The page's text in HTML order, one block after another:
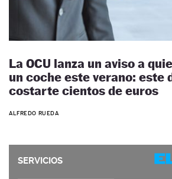
La OCU lanza un aviso a
un coche este verano: este
costarte cientos de euros
ALFREDO RUEDA